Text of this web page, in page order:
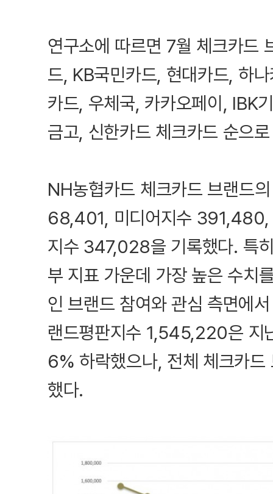
연구소에 따르면 7월 체크카드
드, KB국민카드, 현대카드, 하
카드, 우체국, 카카오페이, IBK
금고, 신한카드 체크카드 순으
NH농협카드 체크카드 브랜드
68,401, 미디어지수 391,480,
지수 347,028을 기록했다. 특
부 지표 가운데 가장 높은 수치
인 브랜드 참여와 관심 측면에
랜드평판지수 1,545,220은
6% 하락했으나, 전체 체크카드
했다.